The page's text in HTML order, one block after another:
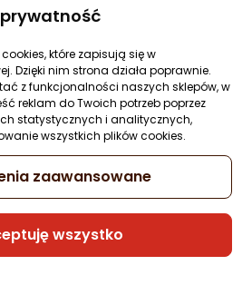
które zapisują się w
Dzięki nim strona działa poprawnie.
z funkcjonalności naszych sklepów, w
reklam do Twoich potrzeb poprzez
statystycznych i analitycznych,
wszystkich plików cookies.
zaawansowane
wszystko